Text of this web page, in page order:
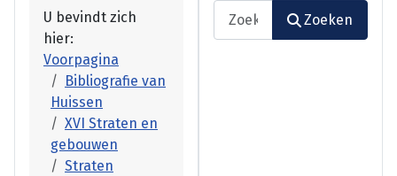
U bevindt zich
hier:
Voorpagina
Bibliografie van
Huissen
XVI Straten en
gebouwen
Straten
Zoeken
Zoeken